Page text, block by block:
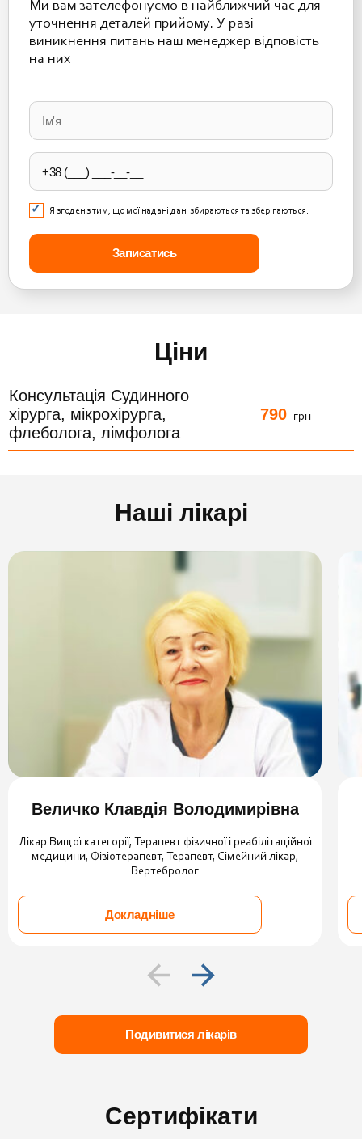
Ми вам зателефонуємо в найближчий час для
уточнення деталей прийому. У разі
виникнення питань наш менеджер відповість
на них
leave
this
field
empty.
Я згоден з тим, що мої надані дані збираються та зберігаються.
Ціни
Консультація Судинного
хірурга, мікрохірурга,
флеболога, лімфолога
790 грн
Наші лікарі
Величко Клавдія Володимирівна
Лікар Вищої категорії, Терапевт фізичної і реабілітаційної
медицини, Фізіотерапевт, Терапевт, Сімейний лікар,
Вертебролог
Докладніше
Подивитися лікарів
Сертифікати